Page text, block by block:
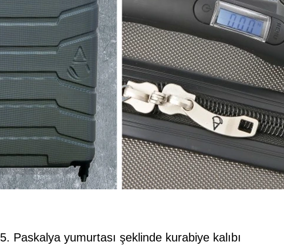
5. Paskalya yumurtası şeklinde kurabiye kalıbı